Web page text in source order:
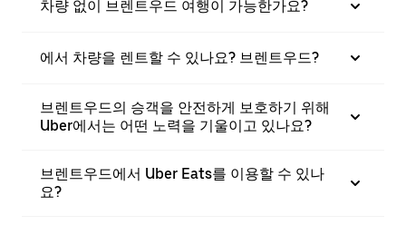
차량 없이 브렌트우드 여행이 가능한가요?
에서 차량을 렌트할 수 있나요? 브렌트우드?
브렌트우드의 승객을 안전하게 보호하기 위해
Uber에서는 어떤 노력을 기울이고 있나요?
브렌트우드에서 Uber Eats를 이용할 수 있나
요?